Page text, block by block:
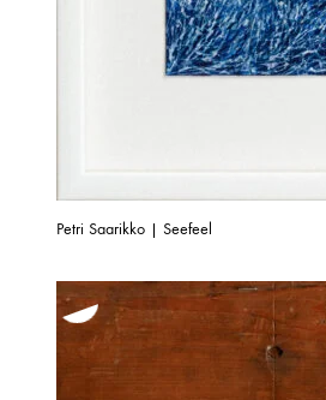
Petri Saarikko | Seefeel